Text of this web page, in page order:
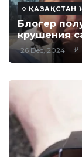
ҚАЗАҚСТАН
Блогер
крушения
26 Dec, 2024